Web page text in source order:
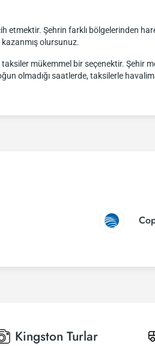
etmektir. Şehrin farklı bölgelerinden
kazanmış olursunuz.
mükemmel bir seçenektir. Şehir
saatlerde, taksilerle
Kingston Turlar